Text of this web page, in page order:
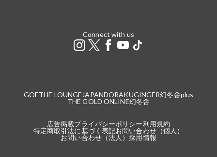
Connect with us
GOETHE LOUNGE JAPANDORAKUGINGER幻冬舎plus
THE GOLD ONLINE幻冬舎
広告掲載プライバシーポリシー利用規約
特定商取引法に基づく表記お問い合わせ（個人）
お問い合わせ（法人）採用情報